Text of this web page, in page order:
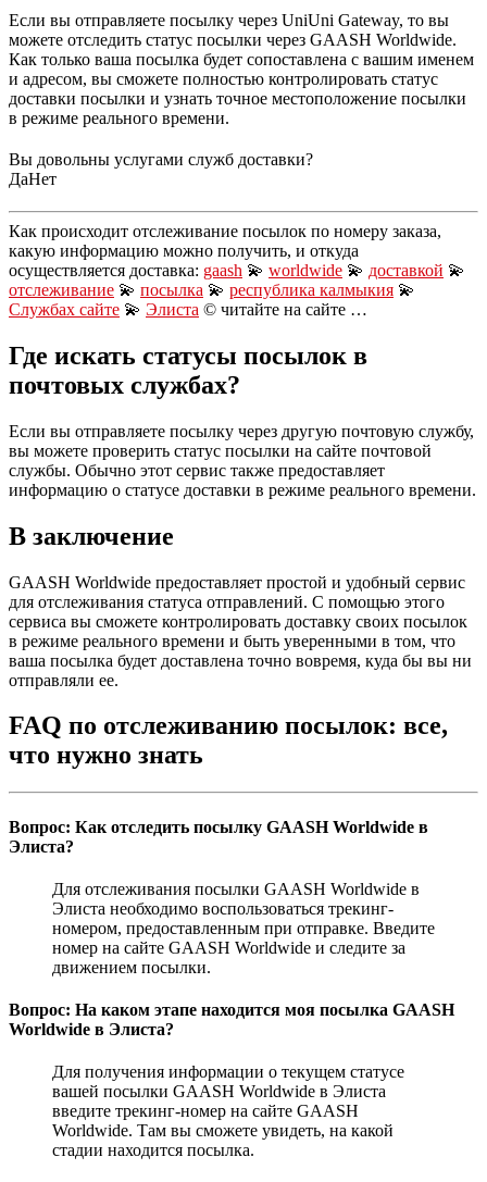
Если вы отправляете посылку через UniUni Gateway, то вы
можете отследить статус посылки через GAASH Worldwide.
Как только ваша посылка будет сопоставлена с вашим именем
и адресом, вы сможете полностью контролировать статус
доставки посылки и узнать точное местоположение посылки
в режиме реального времени.
Вы довольны услугами служб доставки?
ДаНет
Как происходит отслеживание посылок по номеру заказа,
какую информацию можно получить, и откуда
осуществляется доставка: gaash 💫 worldwide 💫 доставкой 💫
отслеживание 💫 посылка 💫 республика калмыкия 💫
Службах сайте 💫 Элиста © читайте на сайте …
Где искать статусы посылок в
почтовых службах?
Если вы отправляете посылку через другую почтовую службу,
вы можете проверить статус посылки на сайте почтовой
службы. Обычно этот сервис также предоставляет
информацию о статусе доставки в режиме реального времени.
В заключение
GAASH Worldwide предоставляет простой и удобный сервис
для отслеживания статуса отправлений. С помощью этого
сервиса вы сможете контролировать доставку своих посылок
в режиме реального времени и быть уверенными в том, что
ваша посылка будет доставлена точно вовремя, куда бы вы ни
отправляли ее.
FAQ по отслеживанию посылок: все,
что нужно знать
Вопрос: Как отследить посылку GAASH Worldwide в
Элиста?
Для отслеживания посылки GAASH Worldwide в
Элиста необходимо воспользоваться трекинг-
номером, предоставленным при отправке. Введите
номер на сайте GAASH Worldwide и следите за
движением посылки.
Вопрос: На каком этапе находится моя посылка GAASH
Worldwide в Элиста?
Для получения информации о текущем статусе
вашей посылки GAASH Worldwide в Элиста
введите трекинг-номер на сайте GAASH
Worldwide. Там вы сможете увидеть, на какой
стадии находится посылка.